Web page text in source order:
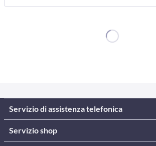
Servizio di assistenza telefonica
Servizio shop